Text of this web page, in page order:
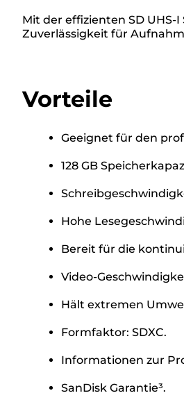
Mit der effizienten SD
Zuverlässigkeit für
Vorteile
Geeignet für den
128 GB
Hohe
Bereit für die
Video-
Hält extremen
Formfaktor: SDXC.
Informationen zur
SanDisk Garantie³.